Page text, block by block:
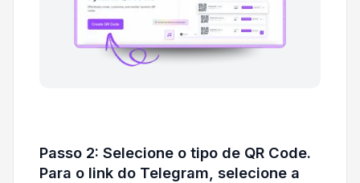
Passo 2: Selecione o tipo de QR Code.
Para o link do Telegram, selecione a